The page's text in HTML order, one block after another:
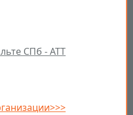
СПб - ATT